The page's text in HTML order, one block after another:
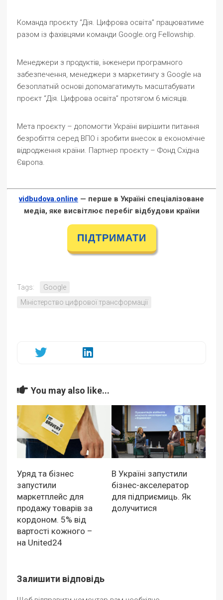
Команда проєкту “Дія. Цифрова освіта” працюватиме
разом із фахівцями команди Google.org Fellowship.
Менеджери з продуктів, інженери програмного
забезпечення, менеджери з маркетингу з Google на
безоплатній основі допомагатимуть масштабувати
проєкт “Дія. Цифрова освіта” протягом 6 місяців.
Мета проєкту – допомогти Україні вирішити питання
безробіття серед ВПО і зробити внесок в економічне
відродження країни. Партнер проєкту – Фонд Східна
Європа.
vidbudova.online — перше в Україні спеціалізоване
медіа, яке висвітлює перебіг відбудови країни
ПІДТРИМАТИ
Tags:
Google
Міністерство цифрової трансформації
You may also like...
Уряд та бізнес
запустили
маркетплейс для
продажу товарів за
кордоном. 5% від
вартості кожного –
на United24
В Україні запустили
бізнес-акселератор
для підприємиць. Як
долучитися
Залишити відповідь